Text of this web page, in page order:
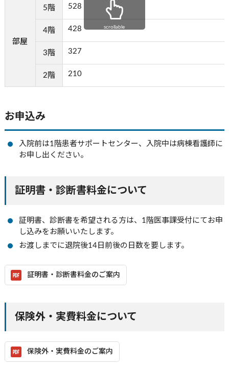
部屋
5階 528
4階 428
3階 327
2階 210
scrollable
お申込み
入院前は1階患者サポートセンター、入院中は病棟看護師に
お申し出ください。
証明書・診断書料金について
証明書、診断書を希望される方は、1階医事課受付にてお申
し込みをお願いいたします。
お渡しまでに退院後14日前後の日数を要します。
証明書・診断書料金のご案内
保険外・実費料金について
保険外・実費料金のご案内